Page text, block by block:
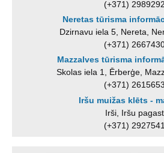
(+371)
Neretas tūrisma
Dzirnavu iela 5, Nereta,
(+371)
Mazzalves tūrisma
Skolas iela 1, Ērberģe,
(+371)
Iršu muižas klēts -
Irši, Iršu
(+371)